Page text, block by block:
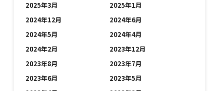
2025年3月
2025年1月
2024年12月
2024年6月
2024年5月
2024年4月
2024年2月
2023年12月
2023年8月
2023年7月
2023年6月
2023年5月